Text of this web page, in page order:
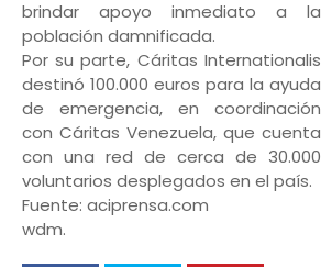
brindar apoyo inmediato a la
población damnificada.
Por su parte, Cáritas Internationalis
destinó 100.000 euros para la ayuda
de emergencia, en coordinación
con Cáritas Venezuela, que cuenta
con una red de cerca de 30.000
voluntarios desplegados en el país.
Fuente: aciprensa.com
wdm.